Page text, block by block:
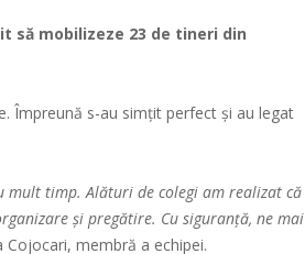
să mobilizeze 23 de tineri din
Împreună s-au simțit perfect și au legat
mult timp. Alături de colegi am realizat că
și pregătire. Cu siguranță, ne mai
membră a echipei.